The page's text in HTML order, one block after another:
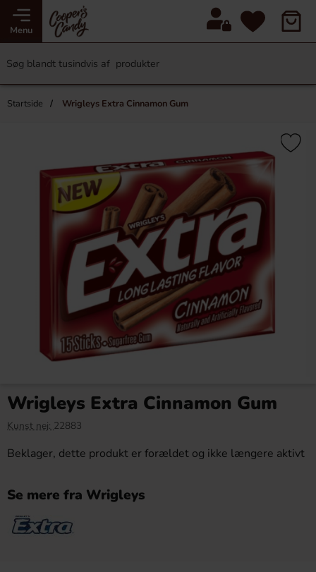
Menu
Startside Wrigleys Extra Cinnamon Gum
Wrigleys Extra Cinnamon Gum
Kunst nej: 22883
Beklager, dette produkt er forældet og ikke længere aktivt
Se mere fra Wrigleys